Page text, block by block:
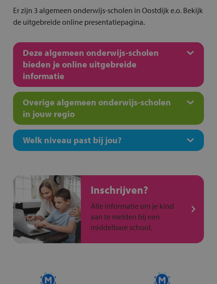
Er zijn 3 algemeen onderwijs-scholen in Oostdijk e.o. Bekijk
de uitgebreide online presentatiepagina.
Deze algemeen onderwijs-scholen
bieden je online uitgebreide
informatie
Overige algemeen onderwijs-scholen
in jouw regio
Welk niveau past bij jou?
Inschrijven?
Alle informatie om je kind
aan te melden bij een
middelbare school.